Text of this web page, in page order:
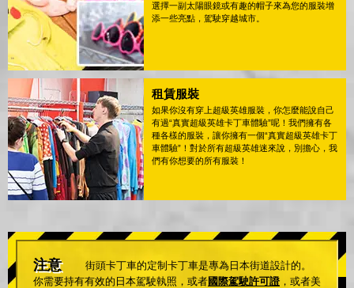
選擇一副太陽眼鏡或有趣的帽子來為您的服裝增
添一些亮點，駕駛穿越城市。
租賃服裝
如果你沒有穿上超級英雄服裝，你怎麼能說自己
有過“真實超級英雄卡丁車體驗”呢！我們擁有各
種各樣的服裝，讓你擁有一個“真實超級英雄卡丁
車體驗”！對於所有超級英雄迷來說，別擔心，我
們有你想要的所有服裝！
注意
街頭卡丁車的定制卡丁車是專為日本街道設計的。
你需要持有有效的日本駕駛執照，或者國際駕駛許可證 ，或者美